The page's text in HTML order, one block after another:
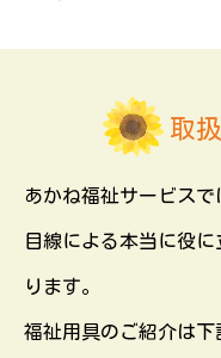
取
あかね福祉サービス
目線による本当に役
ります。
福祉用具のご紹介は下